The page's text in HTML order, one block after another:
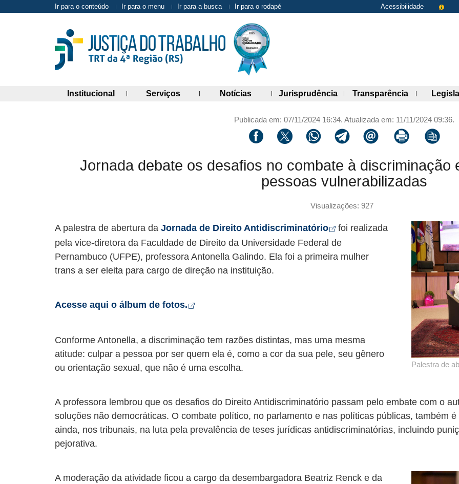
Ir para o conteúdo Ir para o menu Ir para a busca Ir para o rodapé Acessibilidade
Institucional(abre painel de links)
Serviços(abre painel de links)
Notícias(abre painel de links)
Jurisprudência(abre painel de links)
Transparência (abre painel
Publicada em: 07/11/2024 16:34. Atualizada em: 11/11/2024 09:36.
Compartilhar via facebook
Compartilhar via twitter
Compartilhar via whatsapp
Compartilhar via telegram
Compartilhar via email
Imprimir a página
Copiar
Jornada debate os desafios no combate à discriminação
pessoas vulnerabilizadas
Visualizações: 927
Palestra de
A palestra de abertura da Jornada de Direito Antidiscriminatório Abre em nova aba
foi realizada
pela vice-diretora da Faculdade de Direito da Universidade Federal de
Pernambuco (UFPE), professora Antonella Galindo. Ela foi a primeira mulher
trans a ser eleita para cargo de direção na instituição.
Acesse aqui o álbum de fotos. Abre em nova aba
Conforme Antonella, a discriminação tem razões distintas, mas uma mesma
atitude: culpar a pessoa por ser quem ela é, como a cor da sua pele, seu gênero
ou orientação sexual, que não é uma escolha.
A professora lembrou que os desafios do Direito Antidiscriminatório passam pelo embate com o
soluções não democráticas. O combate político, no parlamento e nas políticas públicas, também
ainda, nos tribunais, na luta pela prevalência de teses jurídicas antidiscriminatórias, incluindo
pejorativa.
A moderação da atividade ficou a cargo da desembargadora Beatriz Renck e da